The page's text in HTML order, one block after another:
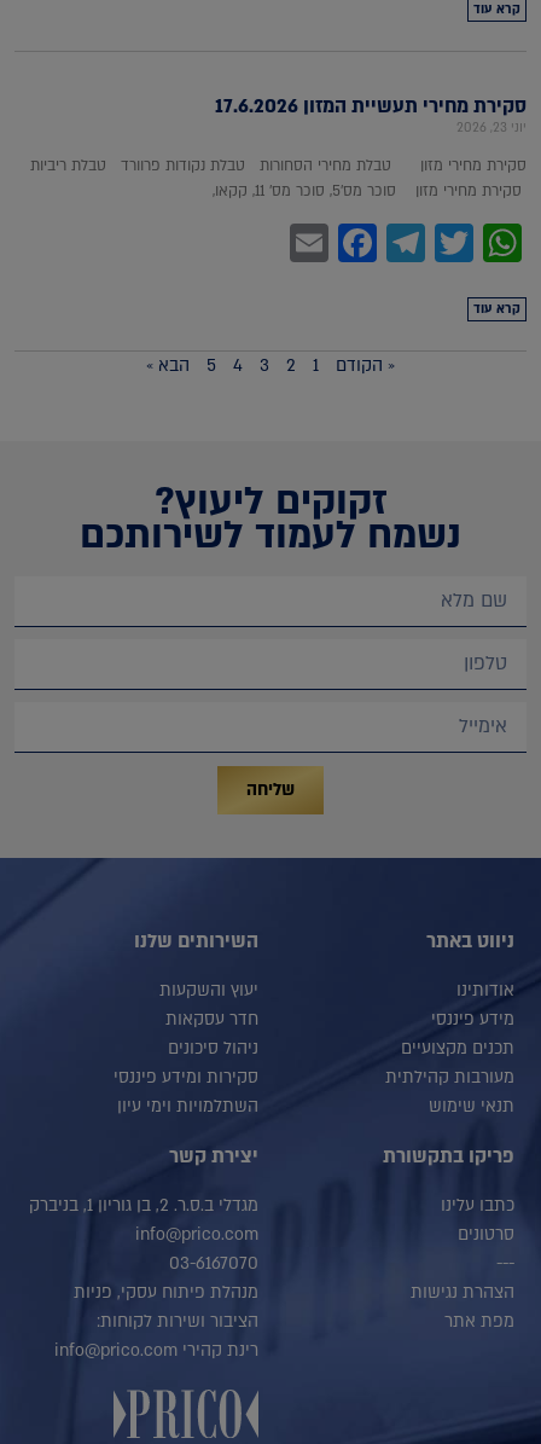
קרא עוד
סקירת מחירי תעשיית המזון 17.6.2026
יוני 23, 2026
סקירת מחירי מזון טבלת מחירי הסחורות טבלת נקודות פרוורד טבלת ריביות
סקירת מחירי מזון סוכר מס'5, סוכר מס' 11, קקאו,
WhatsApp
Twitter
Telegram
Facebook
קרא עוד
« הקודם 1
2
3
4
5 הבא »
זקוקים ליעוץ?
נשמח לעמוד לשירותכם
שליחה
ניווט באתר
אודותינו
מידע פיננסי
תכנים מקצועיים
מעורבות קהילתית
תנאי שימוש
השירותים שלנו
יעוץ והשקעות
חדר עסקאות
ניהול סיכונים
סקירות ומידע פיננסי
השתלמויות וימי עיון
פריקו בתקשורת
כתבו עלינו
סרטונים
---
הצהרת נגישות
מפת אתר
יצירת קשר
מגדלי ב.ס.ר. 2, בן גוריון 1, בניברק
info@prico.com
03-6167070
מנהלת פיתוח עסקי, פניות
הציבור ושירות לקוחות:
רינת קהירי info@prico.com